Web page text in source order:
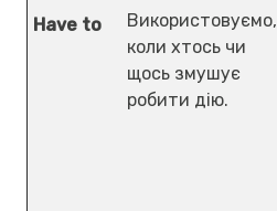
Have to
Використовуємо,
коли хтось чи
щось змушує
робити дію.